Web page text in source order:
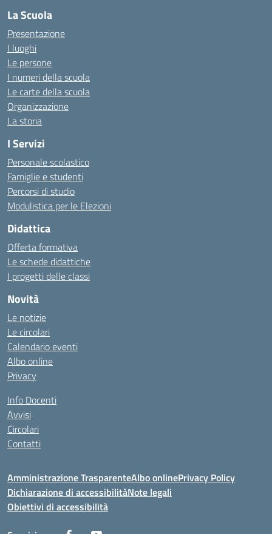
La Scuola
Presentazione
I luoghi
Le persone
I numeri della scuola
Le carte della scuola
Organizzazione
La storia
I Servizi
Personale scolastico
Famiglie e studenti
Percorsi di studio
Modulistica per le Elezioni
Didattica
Offerta formativa
Le schede didattiche
I progetti delle classi
Novità
Le notizie
Le circolari
Calendario eventi
Albo online
Privacy
Info Docenti
Avvisi
Circolari
Contatti
Amministrazione TrasparenteAlbo onlinePrivacy Policy
Dichiarazione di accessibilitàNote legali
Obiettivi di accessibilità